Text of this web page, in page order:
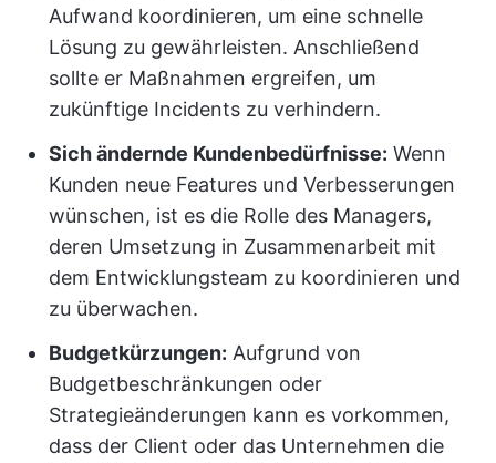
Aufwand koordinieren, um eine schnelle
Lösung zu gewährleisten. Anschließend
sollte er Maßnahmen ergreifen, um
zukünftige Incidents zu verhindern.
Sich ändernde Kundenbedürfnisse: Wenn
Kunden neue Features und Verbesserungen
wünschen, ist es die Rolle des Managers,
deren Umsetzung in Zusammenarbeit mit
dem Entwicklungsteam zu koordinieren und
zu überwachen.
Budgetkürzungen: Aufgrund von
Budgetbeschränkungen oder
Strategieänderungen kann es vorkommen,
dass der Client oder das Unternehmen die